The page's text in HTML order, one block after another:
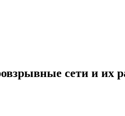
сети и их